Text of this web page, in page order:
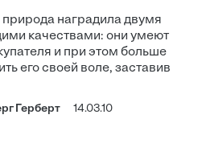
наградила двумя
качествами: они умеют
и при этом больше
его своей воле, заставив
Герберт 14.03.10